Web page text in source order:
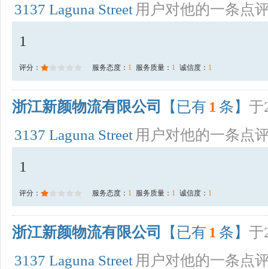
3137 Laguna Street 用户对他的一条点
1
评分： 服务态度： 1 服务质量： 1 诚信度： 1
浙江新颜物流有限公司 【已有 1 条】 于
3137 Laguna Street 用户对他的一条点
1
评分： 服务态度： 1 服务质量： 1 诚信度： 1
浙江新颜物流有限公司 【已有 1 条】 于
3137 Laguna Street 用户对他的一条点